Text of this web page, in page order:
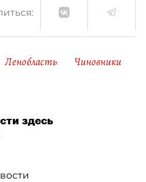
Ленобласть
Чиновники
здесь